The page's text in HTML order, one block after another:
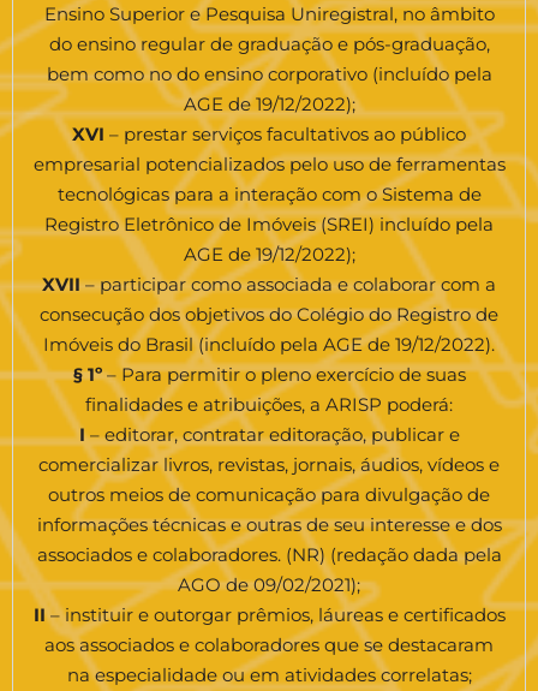
Ensino Superior e Pesquisa Uniregistral, no âmbito
do ensino regular de graduação e pós-graduação,
bem como no do ensino corporativo (incluído pela
AGE de 19/12/2022);
XVI – prestar serviços facultativos ao público
empresarial potencializados pelo uso de ferramentas
tecnológicas para a interação com o Sistema de
Registro Eletrônico de Imóveis (SREI) incluído pela
AGE de 19/12/2022);
XVII– participar como associada e colaborar com a
consecução dos objetivos do Colégio do Registro de
Imóveis do Brasil (incluído pela AGE de 19/12/2022).
§ 1º– Para permitir o pleno exercício de suas
finalidades e atribuições, a ARISP poderá:
I– editorar, contratar editoração, publicar e
comercializar livros, revistas, jornais, áudios, vídeos e
outros meios de comunicação para divulgação de
informações técnicas e outras de seu interesse e dos
associados e colaboradores. (NR) (redação dada pela
AGO de 09/02/2021);
II– instituir e outorgar prêmios, láureas e certificados
aos associados e colaboradores que se destacaram
na especialidade ou em atividades correlatas;